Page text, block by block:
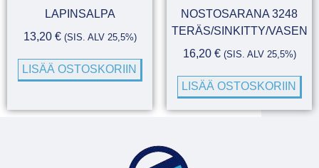
LAPINSALPA
13,20 € (SIS. ALV 25,5%)
LISÄÄ OSTOSKORIIN
NOSTOSARANA 3248
TERÄS/SINKITTY/VASEN
16,20 € (SIS. ALV 25,5%)
LISÄÄ OSTOSKORIIN